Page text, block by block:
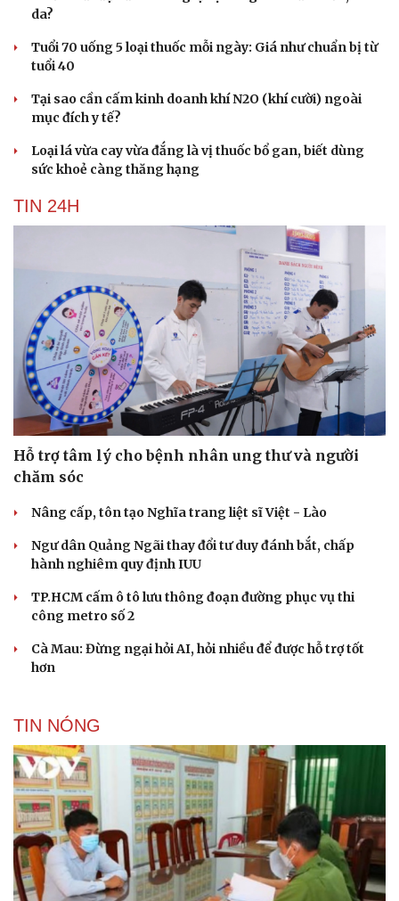
Văn hóa
Sân khấu - Điện ảnh
Văn học
Âm nhạc
Di sản
Giải trí
Nghệ sĩ
Thời trang
Sao Việt
da?
Tuổi 70 uống 5 loại thuốc mỗi ngày: Giá như chuẩn bị từ
tuổi 40
Tại sao cần cấm kinh doanh khí N2O (khí cười) ngoài
mục đích y tế?
Loại lá vừa cay vừa đắng là vị thuốc bổ gan, biết dùng
sức khoẻ càng thăng hạng
TIN 24H
Hỗ trợ tâm lý cho bệnh nhân ung thư và người
chăm sóc
Nâng cấp, tôn tạo Nghĩa trang liệt sĩ Việt - Lào
Ngư dân Quảng Ngãi thay đổi tư duy đánh bắt, chấp
hành nghiêm quy định IUU
TP.HCM cấm ô tô lưu thông đoạn đường phục vụ thi
công metro số 2
Cà Mau: Đừng ngại hỏi AI, hỏi nhiều để được hỗ trợ tốt
hơn
TIN NÓNG